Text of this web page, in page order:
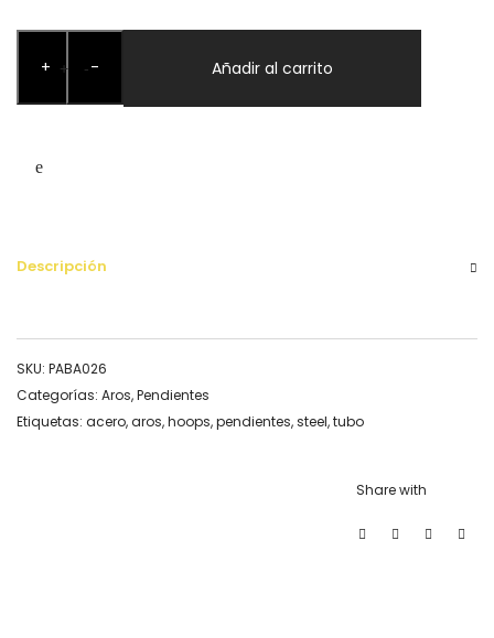
+ -50mm
+ - Añadir al carrito
Descripción
SKU: PABA026
Categorías: Aros,Pendientes
Etiquetas: acero,aros,hoops,pendientes,steel,tubo
Share with